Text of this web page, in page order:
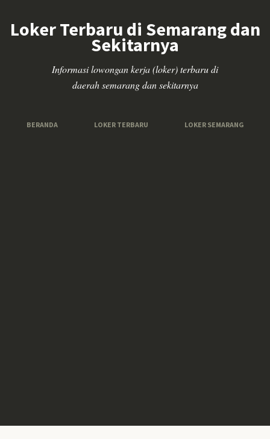
Loker Terbaru di Semarang dan
Sekitarnya
Informasi lowongan kerja (loker) terbaru di
daerah semarang dan sekitarnya
BERANDA LOKER TERBARU LOKER SEMARANG